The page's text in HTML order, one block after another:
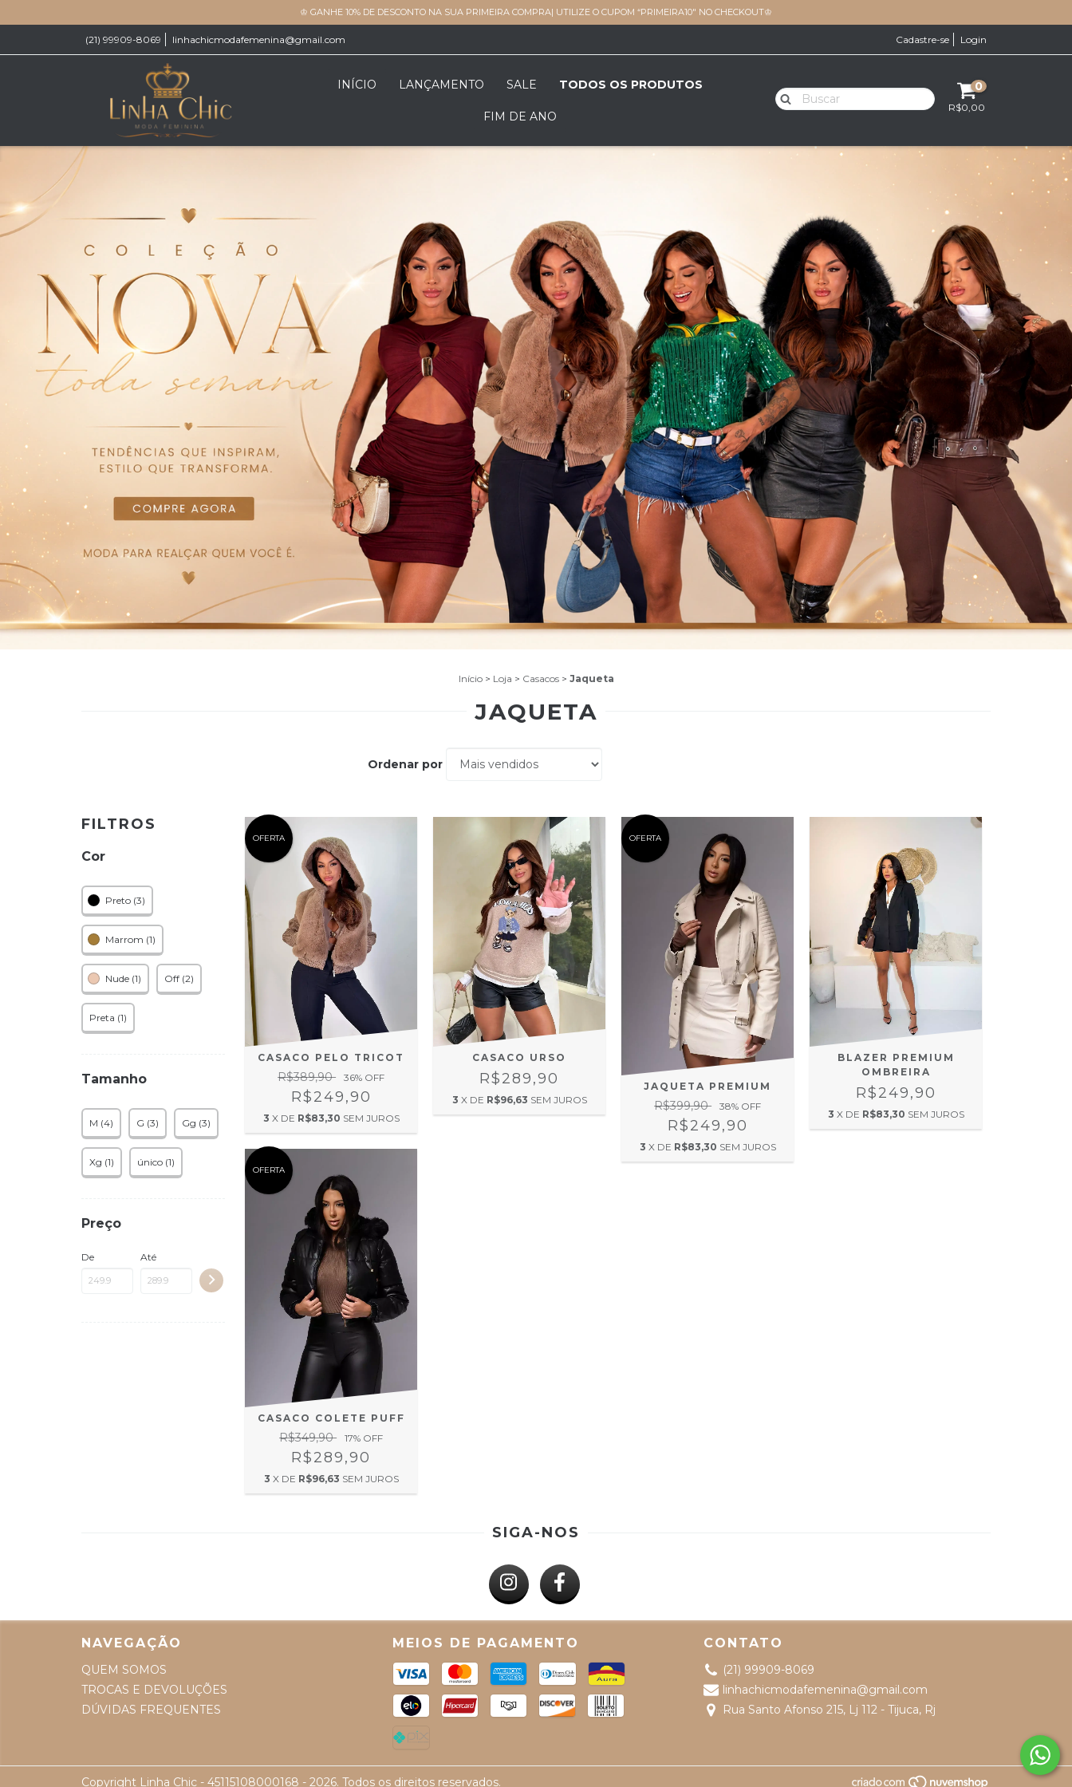
♔ GANHE 10% DE DESCONTO NA SUA PRIMEIRA COMPRA| UTILIZE O CUPOM “PRIMEIRA10" NO CHECKOUT♔
(21) 99909-8069 linhachicmodafemenina@gmail.com Cadastre-se Login
INÍCIO LANÇAMENTO SALE TODOS OS PRODUTOS
FIM DE ANO
0
R$0,00
Início > Loja > Casacos > Jaqueta
JAQUETA
Ordenar por
FILTROS
Cor
Preto (3)
Marrom (1)
Nude (1) Off (2)
Preta (1)
Tamanho
M (4) G (3) Gg (3)
Xg (1) único (1)
Preço
De Até
OFERTA
CASACO PELO TRICOT
R$389,90 36% OFF
R$249,90
3 X DE R$83,30 SEM JUROS
CASACO URSO
R$289,90
3 X DE R$96,63 SEM JUROS
OFERTA
JAQUETA PREMIUM
R$399,90 38% OFF
R$249,90
3 X DE R$83,30 SEM JUROS
BLAZER PREMIUM
OMBREIRA
R$249,90
3 X DE R$83,30 SEM JUROS
OFERTA
CASACO COLETE PUFF
R$349,90 17% OFF
R$289,90
3 X DE R$96,63 SEM JUROS
SIGA-NOS
NAVEGAÇÃO
QUEM SOMOS
TROCAS E DEVOLUÇÕES
DÚVIDAS FREQUENTES
MEIOS DE PAGAMENTO CONTATO
(21) 99909-8069
linhachicmodafemenina@gmail.com
Rua Santo Afonso 215, Lj 112 - Tijuca, Rj
Copyright Linha Chic - 45115108000168 - 2026. Todos os direitos reservados.